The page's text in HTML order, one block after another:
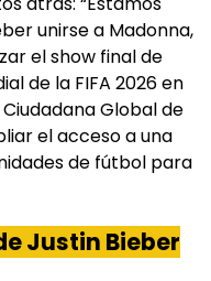
unirse a Madonna,
el show final de
de la FIFA 2026 en
Global de
el acceso a una
de fútbol para
Justin Bieber